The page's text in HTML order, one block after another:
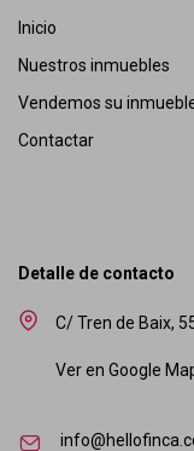
Inicio
Nuestros inmuebles
Vendemos su
Contactar
Detalle de contacto
C/ Tren de Baix,
Ver en Google